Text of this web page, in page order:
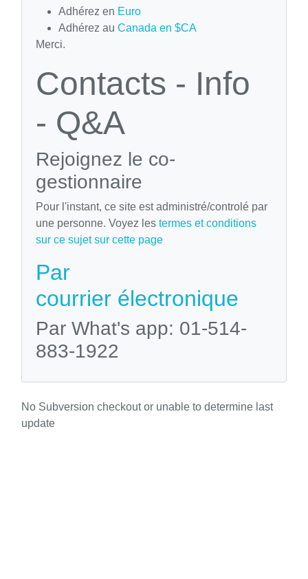
Adhérez en Euro
Adhérez au Canada en $CA
Merci.
Contacts - Info
- Q&A
Rejoignez le co-
gestionnaire
Pour l'instant, ce site est administré/controlé par
une personne. Voyez les termes et conditions
sur ce sujet sur cette page
Par
courrier électronique
Par What's app: 01-514-
883-1922
No Subversion checkout or unable to determine last
update